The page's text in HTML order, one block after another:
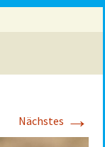
Nächstes →